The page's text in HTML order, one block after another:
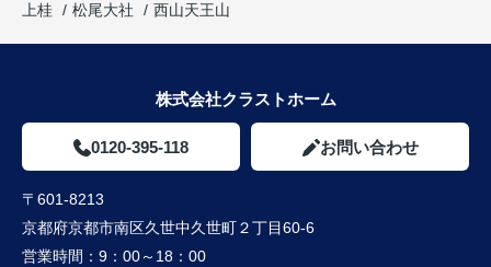
上桂
松尾大社 西山天王山
株式会社クラストホーム
0120-395-118 お問い合わせ
〒601-8213
京都府京都市南区久世中久世町２丁目60-6
営業時間： 9：00～18：00